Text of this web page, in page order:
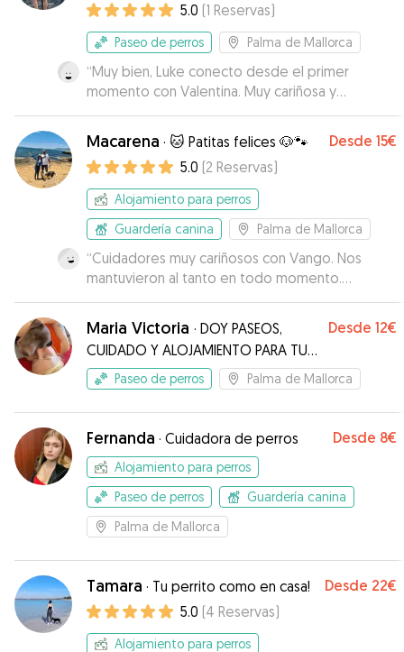
5.0 (1 Reservas)
Paseo de perros Palma de Mallorca
“Muy bien, Luke conecto desde el primer
momento con Valentina. Muy cariñosa y
simpática. Perfecto.”
Macarena · 🐱 Patitas felices 🐶🐾 Desde 15€
5.0 (2 Reservas)
Alojamiento para perros
Guardería canina
Palma de Mallorca
“Cuidadores muy cariñosos con Vango. Nos
mantuvieron al tanto en todo momento.
Repetiremos!”
Maria Victoria · DOY PASEOS,
CUIDADO Y ALOJAMIENTO PARA TU
PERRITX. Ellxs son de la familia!
Desde 12€
Paseo de perros Palma de Mallorca
Fernanda · Cuidadora de perros Desde 8€
Alojamiento para perros
Paseo de perros
Guardería canina
Palma de Mallorca
Tamara · Tu perrito como en casa! Desde 22€
5.0 (4 Reservas)
Alojamiento para perros